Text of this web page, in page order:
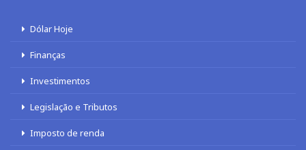
Dólar Hoje
Finanças
Investimentos
Legislação e Tributos
Imposto de renda